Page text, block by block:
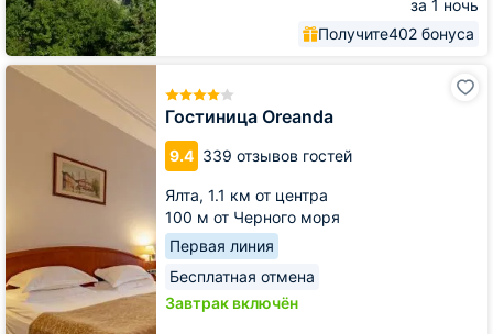
за 1 ночь
Получите402 бонуса
Гостиница Oreanda
9.4 339 отзывов гостей
Ялта, 1.1 км от центра
100 м от Черного моря
Первая линия
Бесплатная отмена
Завтрак включён
Гостиница
Oreanda